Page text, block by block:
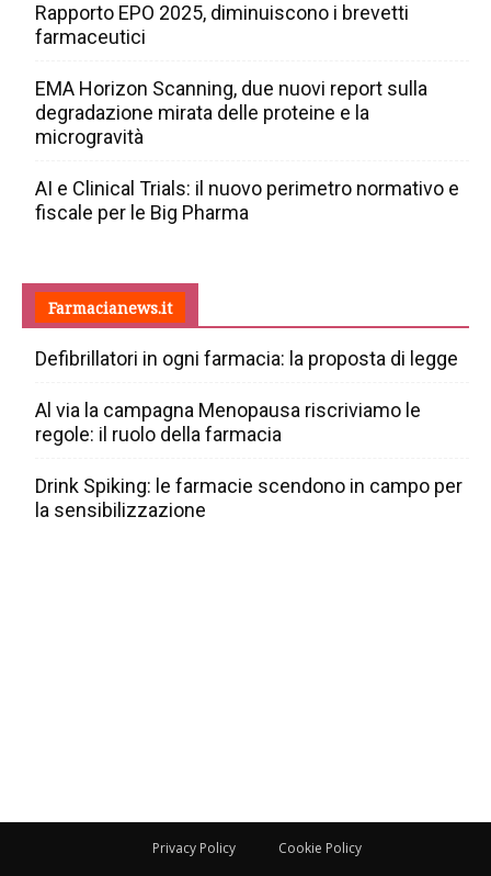
Rapporto EPO 2025, diminuiscono i brevetti
farmaceutici
EMA Horizon Scanning, due nuovi report sulla
degradazione mirata delle proteine e la
microgravità
AI e Clinical Trials: il nuovo perimetro normativo e
fiscale per le Big Pharma
Farmacianews.it
Defibrillatori in ogni farmacia: la proposta di legge
Al via la campagna Menopausa riscriviamo le
regole: il ruolo della farmacia
Drink Spiking: le farmacie scendono in campo per
la sensibilizzazione
Privacy Policy Cookie Policy